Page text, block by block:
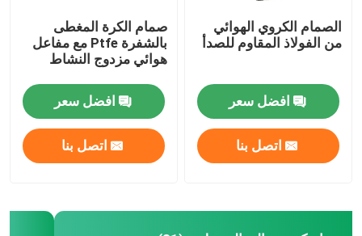
المحرك بالهواء المضغوط
الصمام الكروي الهوائي
من الفولاذ المقاوم للصدأ
افضل سعر
اتصل بنا
صمام الكرة المغطى
بالشفرة Ptfe مع مفاعل
هوائي مزدوج النشاط
افضل سعر
اتصل بنا